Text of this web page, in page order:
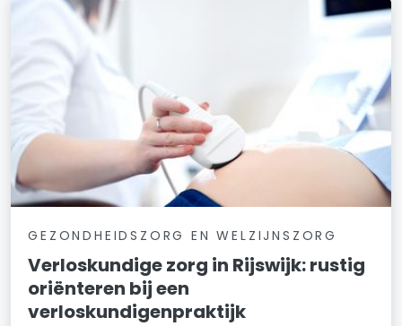
GEZONDHEIDSZORG EN WELZIJNSZORG
Verloskundige zorg in Rijswijk: rustig
oriënteren bij een
verloskundigenpraktijk